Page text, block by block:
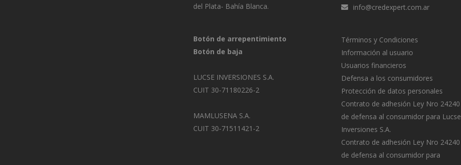
del Plata- Bahía Blanca.
Botón de arrepentimiento
Botón de baja
LUCSE INVERSIONES S.A.
CUIT 30-71180226-2
MAMLUSENA S.A.
CUIT 30-71511421-2
info@credexpert.com.ar
Términos y Condiciones
Información al usuario
Usuarios financieros
Defensa a los consumidores
Protección de datos personales
Contrato de adhesión Ley Nro 24240
de defensa al consumidor para Lucse
Inversiones S.A.
Contrato de adhesión Ley Nro 24240
de defensa al consumidor para